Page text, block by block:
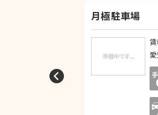
月極駐車場
賃